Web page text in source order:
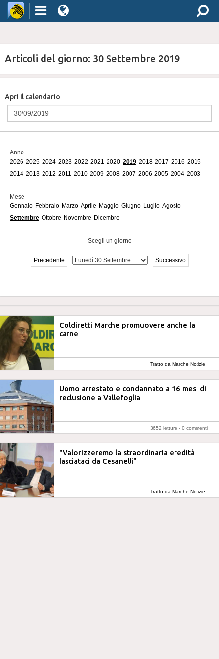
Articoli del giorno: 30 Settembre 2019
Apri il calendario
Anno
2026 2025 2024 2023 2022 2021 2020 2019 2018 2017 2016 2015
2014 2013 2012 2011 2010 2009 2008 2007 2006 2005 2004 2003
Mese
Gennaio Febbraio Marzo Aprile Maggio Giugno Luglio Agosto
Settembre Ottobre Novembre Dicembre
Scegli un giorno
Precedente Successivo
Coldiretti Marche promuovere anche la
carne
Tratto da Marche Notizie
Uomo arrestato e condannato a 16 mesi di
reclusione a Vallefoglia
3652 letture - 0 commenti
"Valorizzeremo la straordinaria eredità
lasciataci da Cesanelli"
Tratto da Marche Notizie